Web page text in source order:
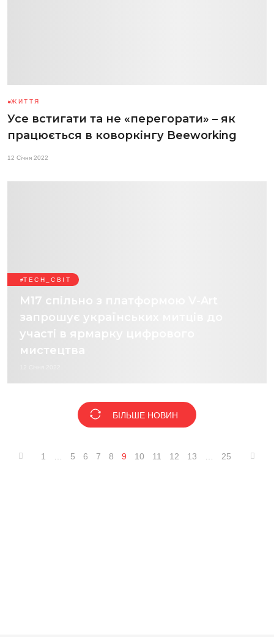
ЖИТТЯ
Усе встигати та не «перегорати» – як
працюється в коворкінгу Beeworking
12 Січня 2022
TECH_СВІТ
М17 спільно з платформою V-Art
запрошує українських митців до
участі в ярмарку цифрового
мистецтва
БІЛЬШЕ НОВИН
1 5 6 7 8 9 10 11 12 13 25